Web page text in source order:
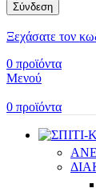
Σύνδεση
Ξεχάσατε τον
0 προϊόντα
Μενού
0 προϊόντα